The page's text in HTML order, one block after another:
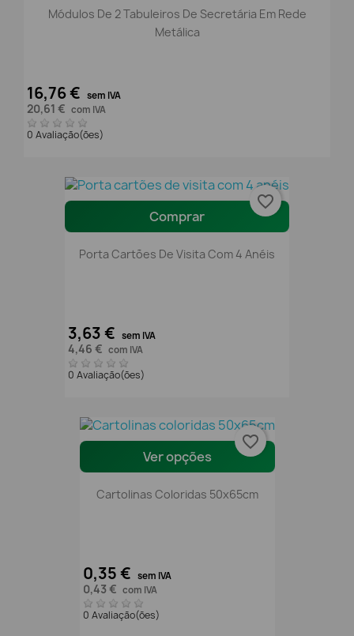
Módulos De 2 Tabuleiros De Secretária Em Rede
Metálica
16,76 € sem IVA
20,61 € com IVA
0 Avaliação(ões)
Comprar
Porta Cartões De Visita Com 4 Anéis
3,63 € sem IVA
4,46 € com IVA
0 Avaliação(ões)
favorite_border
Ver opções
Cartolinas Coloridas 50x65cm
0,35 € sem IVA
0,43 € com IVA
0 Avaliação(ões)
favorite_border